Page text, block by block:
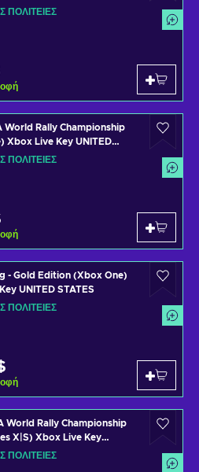
ΠΟΛΙΤΕΊΕΣ
World Rally Championship
Xbox Live Key UNITED
ΠΟΛΙΤΕΊΕΣ
- Gold Edition (Xbox One)
UNITED STATES
ΠΟΛΙΤΕΊΕΣ
World Rally Championship
X|S) Xbox Live Key
ΠΟΛΙΤΕΊΕΣ